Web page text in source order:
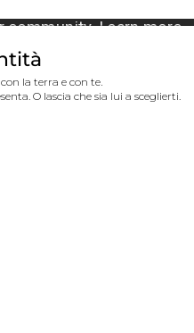
la terra e con te
O lascia che sia lui a sceglierti.